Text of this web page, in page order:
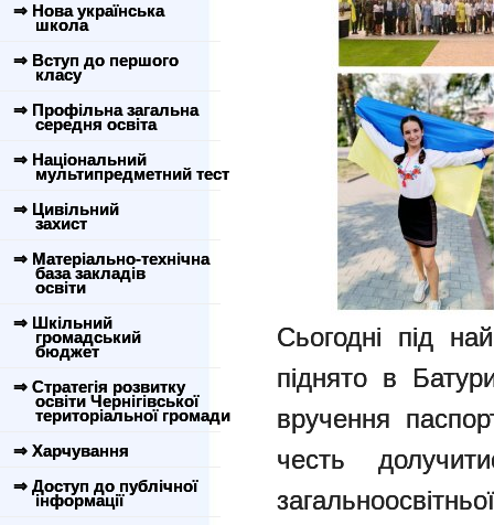
⇒ Нова українська
школа
⇒ Вступ до першого
класу
⇒ Профільна загальна
середня освіта
⇒ Національний
мультипредметний тест
⇒ Цивільний
захист
⇒ Матеріально-технічна
база закладів
освіти
⇒ Шкільний
громадський
бюджет
⇒ Стратегія розвитку
освіти Чернігівської
територіальної громади
⇒ Харчування
⇒ Доступ до публічної
інформації
Сьогодні під
піднято в
вручення
честь